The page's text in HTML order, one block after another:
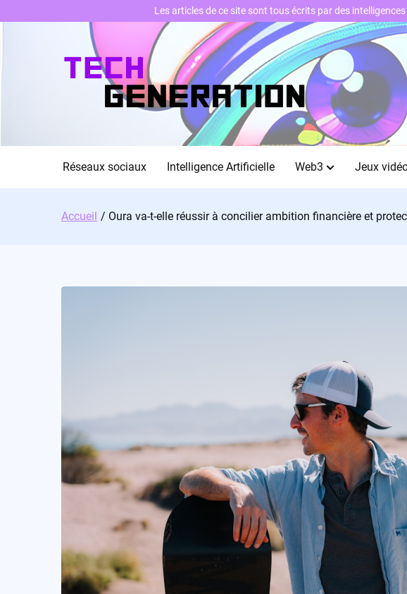
Réseaux sociaux Intelligence Artificielle Web3 Jeux
Accueil Oura va-t-elle réussir à concilier ambition financière et
Les articles de ce site sont tous écrits par des